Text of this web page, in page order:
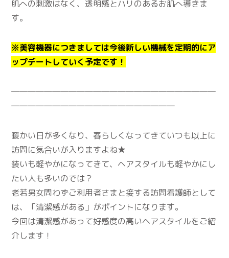
肌への刺激はなく、透明感とハリのあるお肌へ導きま
す。
※美容機器につきましては今後新しい機械を定期的にア
ップデートしていく予定です！
―――――――――――――――――――――――――
――――――――――――――――――――
暖かい日が多くなり、春らしくなってきていつも以上に
訪問に気合いが入りますよね★
装いも軽やかになってきて、ヘアスタイルも軽やかにし
たい人も多いのでは？
老若男女問わずご利用者さまと接する訪問看護師として
は、「清潔感がある」がポイントになります。
今回は清潔感があって好感度の高いヘアスタイルをご紹
介します！